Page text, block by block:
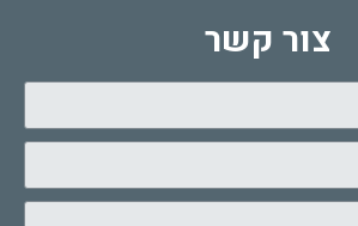
צור קשר